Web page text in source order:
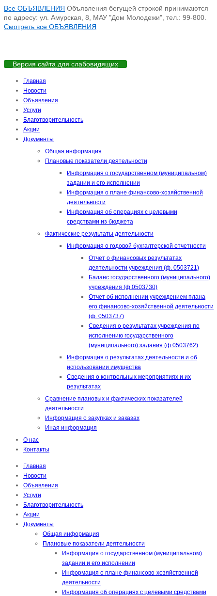
Все ОБЪЯВЛЕНИЯ Объявления бегущей строкой принимаются
по адресу: ул. Амурская, 8, МАУ "Дом Молодежи", тел.: 99-800.
Смотреть все ОБЪЯВЛЕНИЯ
Версия сайта для слабовидящих
Главная
Новости
Объявления
Услуги
Благотворительность
Акции
Документы
Общая информация
Плановые показатели деятельности
Информация о государственном (муниципальном)
задании и его исполнении
Информация о плане финансово-хозяйственной
деятельности
Информация об операциях с целевыми
средствами из бюджета
Фактические результаты деятельности
Информация о годовой бухгалтерской отчетности
Отчет о финансовых результатах
деятельности учреждения (ф. 0503721)
Баланс государственного (муниципального)
учреждения (ф.0503730)
Отчет об исполнении учреждением плана
его финансово-хозяйственной деятельности
(ф. 0503737)
Сведения о результатах учреждения по
исполнению государственного
(муниципального) задания (ф.0503762)
Информация о результатах деятельности и об
использовании имущества
Сведения о контрольных мероприятиях и их
результатах
Сравнение плановых и фактических показателей
деятельности
Информация о закупках и заказах
Иная информация
О нас
Контакты
Главная
Новости
Объявления
Услуги
Благотворительность
Акции
Документы
Общая информация
Плановые показатели деятельности
Информация о государственном (муниципальном)
задании и его исполнении
Информация о плане финансово-хозяйственной
деятельности
Информация об операциях с целевыми средствами